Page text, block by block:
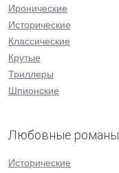
Иронические
Исторические
Классические
Крутые
Триллеры
Шпионские
Любовные романы
Исторические